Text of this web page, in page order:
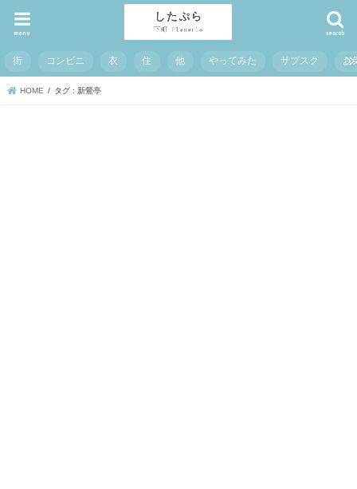
search
menu
街 コンビニ 衣 住 他 やってみた サブスク お
HOME タグ : 新鶯亭